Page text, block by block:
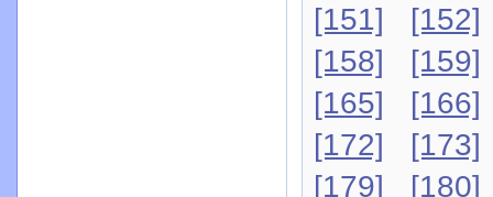
[151]
[152]
[158]
[159]
[165]
[166]
[172]
[173]
[179]
[180]